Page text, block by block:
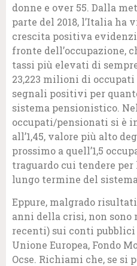
donne e over 55. Dalla
parte del 2018, l’Italia ha
crescita positiva
fronte dell’occupazione,
tassi più elevati di
23,223 milioni di occupati
segnali positivi per
sistema pensionistico.
occupati/pensionati si è
all’1,45, valore più alto
prossimo a quell’1,5
traguardo cui tendere
lungo termine del
Eppure, malgrado
anni della crisi, non
recenti) sui conti
Unione Europea, Fondo
Ocse. Richiami che, se si